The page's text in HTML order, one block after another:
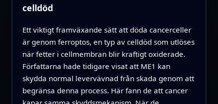
celldöd
Ett viktigt framväxande sätt att döda cancerceller
är genom ferroptos, en typ av celldöd som utlöses
när fetter i cellmembran blir kraftigt oxiderade.
Författarna hade tidigare visat att ME1 kan
skydda normal levervävnad från skada genom att
begränsa denna process. Här fann de att cancer